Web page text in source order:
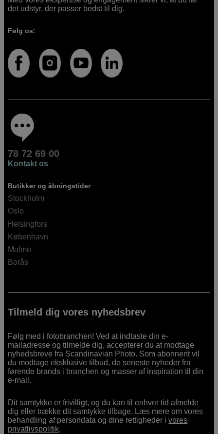
det udstyr, der passer bedst til dig.
Følg os:
78 72 69 00
Kontakt os
Butikker og åbningstider
Stockholm
Oslo
Helsingfors
København
Malmö
Borås
Tilmeld dig vores nyhedsbrev
Følg med i fotobranchen! Ved at indtaste din e-
mailadresse og tilmelde dig, accepterer du at modtage
nyhedsbreve fra Scandinavian Photo. Som abonnent vil
du modtage eksklusive tilbud, de seneste nyheder fra
førende brands i branchen og masser af inspiration til din
e-mail.
Dit samtykke er frivilligt, og du kan til enhver tid afmelde
dig eller trække dit samtykke tilbage. Læs mere om vores
behandling af persondata og dine rettigheder ivores
privatlivspolitik.